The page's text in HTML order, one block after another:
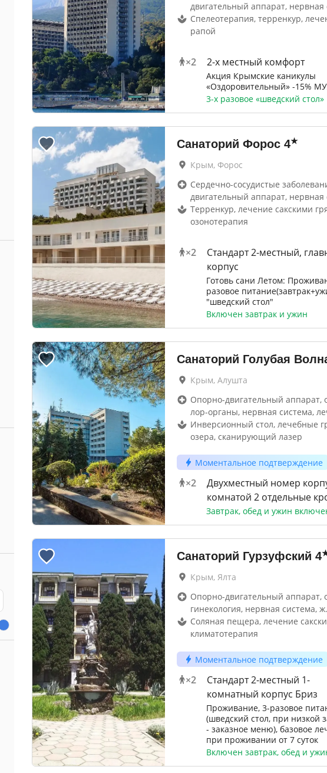
двигательный аппарат, нервная
Спелеотерапия, терренкур,
рапой
×2 2-x местный комфорт
Акция Крымские каникулы
«Оздоровительный» -15%
3-х разовое «шведский стол»
Санаторий Форос 4★
Крым, Форос
Сердечно-сосудистые
двигательный аппарат, нервная
Терренкур, лечение сакскими
озонотерапия
×2
Стандарт 2-местный,
корпус
Готовь сани Летом:
разовое
"шведский стол"
Включен завтрак и ужин
Санаторий Голубая
Крым, Алушта
Опорно-двигательный аппарат,
лор-органы, нервная система,
Инверсионный стол, лечебные
озера, сканирующий лазер
Моментальное подтверждение
×2
Двухместный номер
комнатой 2 отдельные
Завтрак, обед и ужин
Санаторий Гурзуфский 4
Крым, Ялта
Опорно-двигательный аппарат,
гинекология, нервная система, ж
Соляная пещера, лечение
климатотерапия
Моментальное подтверждение
×2
Стандарт 2-местный 1-
комнатный корпус Бриз
Проживание, 3-разовое
(шведский стол, при низкой
- заказное меню), базовое
при проживании от 7 суток
Включен завтрак, обед и